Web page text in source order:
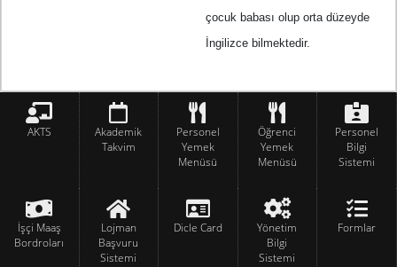
çocuk babası olup orta düzeyde
İngilizce bilmektedir.
AKTS
Akademik
Takvim
Personel
Yemek
Menüsü
Öğrenci
Yemek
Menüsü
Personel
Bilgi
Sistemi
İşçi Maaş
Bordroları
Lojman
Başvuru
Sistemi
Dicle Card
Yönetim
Bilgi
Sistemi
Formlar